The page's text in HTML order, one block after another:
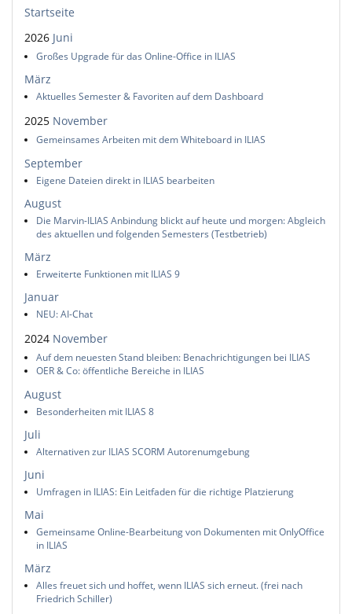
Startseite
2026 Juni
Großes Upgrade für das Online-Office in ILIAS
März
Aktuelles Semester & Favoriten auf dem Dashboard
2025 November
Gemeinsames Arbeiten mit dem Whiteboard in ILIAS
September
Eigene Dateien direkt in ILIAS bearbeiten
August
Die Marvin-ILIAS Anbindung blickt auf heute und morgen: Abgleich
des aktuellen und folgenden Semesters (Testbetrieb)
März
Erweiterte Funktionen mit ILIAS 9
Januar
NEU: AI-Chat
2024 November
Auf dem neuesten Stand bleiben: Benachrichtigungen bei ILIAS
OER & Co: öffentliche Bereiche in ILIAS
August
Besonderheiten mit ILIAS 8
Juli
Alternativen zur ILIAS SCORM Autorenumgebung
Juni
Umfragen in ILIAS: Ein Leitfaden für die richtige Platzierung
Mai
Gemeinsame Online-Bearbeitung von Dokumenten mit OnlyOffice
in ILIAS
März
Alles freuet sich und hoffet, wenn ILIAS sich erneut. (frei nach
Friedrich Schiller)